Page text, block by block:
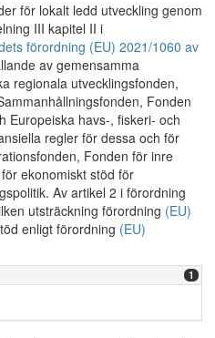
för lokalt ledd utveckling genom
III kapitel II i
förordning (EU) 2021/1060 av
av gemensamma
regionala utvecklingsfonden,
Fonden
Europeiska havs-, fiskeri- och
regler för dessa och för
Fonden för inre
ekonomiskt stöd för
Av artikel 2 i förordning
utsträckning förordning (EU)
enligt förordning (EU)
1